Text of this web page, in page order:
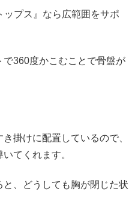
プス』なら広範囲をサポ
360度かこむことで骨盤が
掛けに配置しているので、
てくれます。
、どうしても胸が閉じた状